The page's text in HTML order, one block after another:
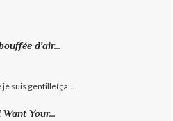
d'air...
suis gentille(ça...
Your...